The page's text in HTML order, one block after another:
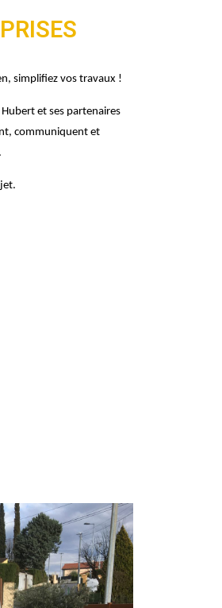
simplifiez vos travaux !
et ses partenaires
communiquent et